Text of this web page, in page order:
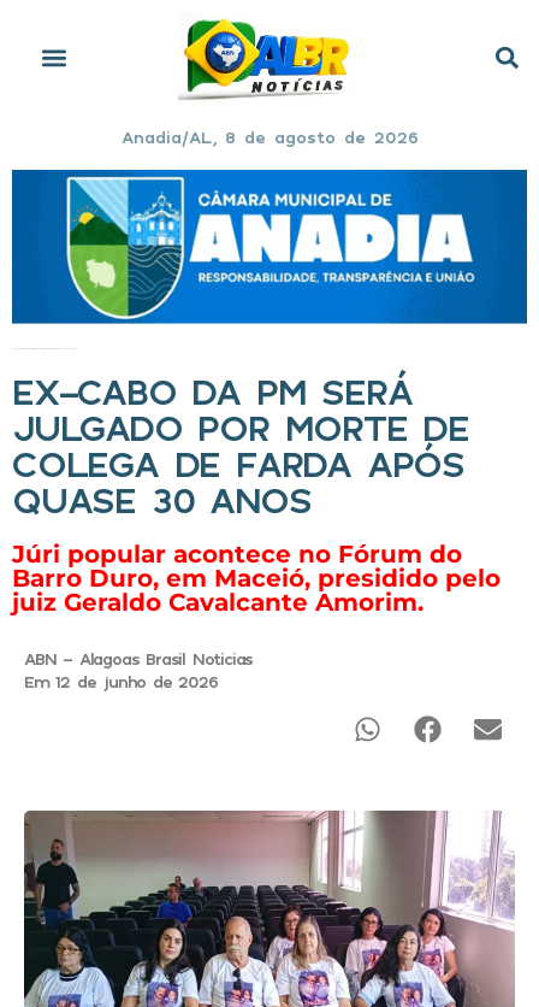
Anadia/AL, 8 de agosto de 2026
EX-CABO DA PM SERÁ
JULGADO POR MORTE DE
COLEGA DE FARDA APÓS
QUASE 30 ANOS
Júri popular acontece no Fórum do
Barro Duro, em Maceió, presidido pelo
juiz Geraldo Cavalcante Amorim.
ABN - Alagoas Brasil Noticias
Em 12 de junho de 2026